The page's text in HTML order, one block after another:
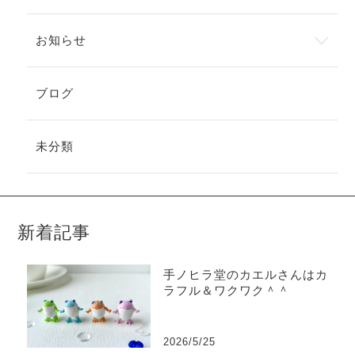
お知らせ
ブログ
未分類
新着記事
手ノヒラ堂のカエルさんはカ
ラフル＆ワクワク＾＾
2026/5/25